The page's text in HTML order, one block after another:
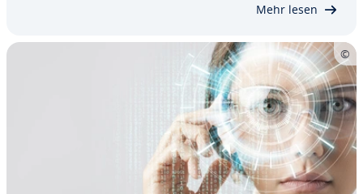
Mehr lesen